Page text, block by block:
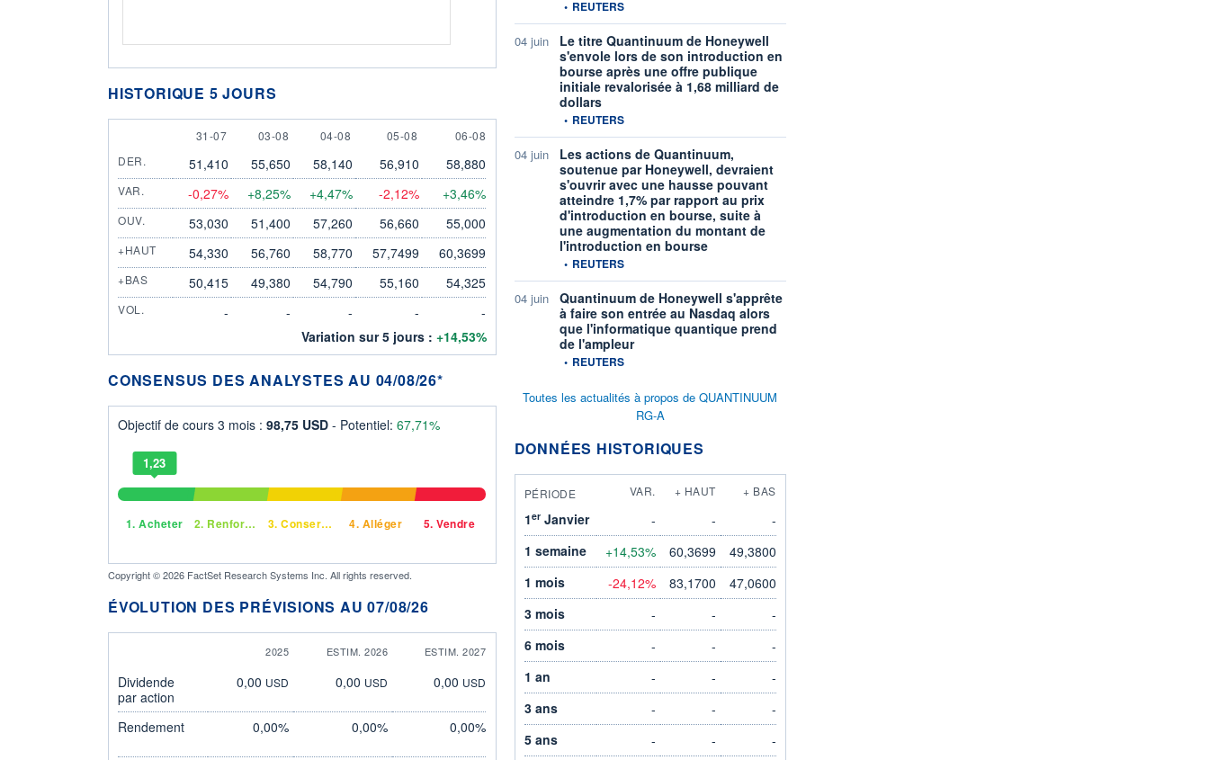
HISTORIQUE 5 JOURS
31 JULY
31-07 3 AUGUST
03-08 4 AUGUST
04-08 5 AUGUST
05-08 6 AUGUST
06-08
DER.
51,410 55,650 58,140 56,910 58,880
VAR. -0,27% +8,25% +4,47% -2,12% +3,46%
OUV. 53,030 51,400 57,260 56,660 55,000
+HAUT 54,330 56,760 58,770 57,7499 60,3699
+BAS 50,415 49,380 54,790 55,160 54,325
VOL. - - - -
-
Variation sur 5 jours : +14,53%
CONSENSUS DES ANALYSTES AU 04/08/26*
Objectif de cours 3 mois : 98,75 USD - Potentiel: 67,71%
1,23
1. Acheter 2. Renforcer 3. Conserver 4. Alléger 5. Vendre
Copyright © 2026 FactSet Research Systems Inc. All rights reserved.
ÉVOLUTION DES PRÉVISIONS AU 07/08/26
2025 ESTIM. 2026 ESTIM. 2027
Dividende
par action
0,00 USD 0,00 USD 0,00 USD
Rendement 0,00% 0,00% 0,00%
• REUTERS
04 juin
Le titre Quantinuum de Honeywell
s'envole lors de son introduction en
bourse après une offre publique
initiale revalorisée à 1,68 milliard de
dollars
information fournie par
• REUTERS
04 juin
Les actions de Quantinuum,
soutenue par Honeywell, devraient
s'ouvrir avec une hausse pouvant
atteindre 1,7% par rapport au prix
d'introduction en bourse, suite à
une augmentation du montant de
l'introduction en bourse
information fournie par
• REUTERS
04 juin
Quantinuum de Honeywell s'apprête
à faire son entrée au Nasdaq alors
que l'informatique quantique prend
de l'ampleur
information fournie par
• REUTERS
Toutes les actualités à propos de QUANTINUUM
RG-A
DONNÉES HISTORIQUES
PÉRIODE VAR. + HAUT + BAS
1erJanvier - -
-
1 semaine
+14,53% 60,3699
49,3800
1 mois
-24,12% 83,1700
47,0600
3 mois
- -
-
6 mois
- -
-
1 an
- -
-
3 ans
- -
-
5 ans
- -
-